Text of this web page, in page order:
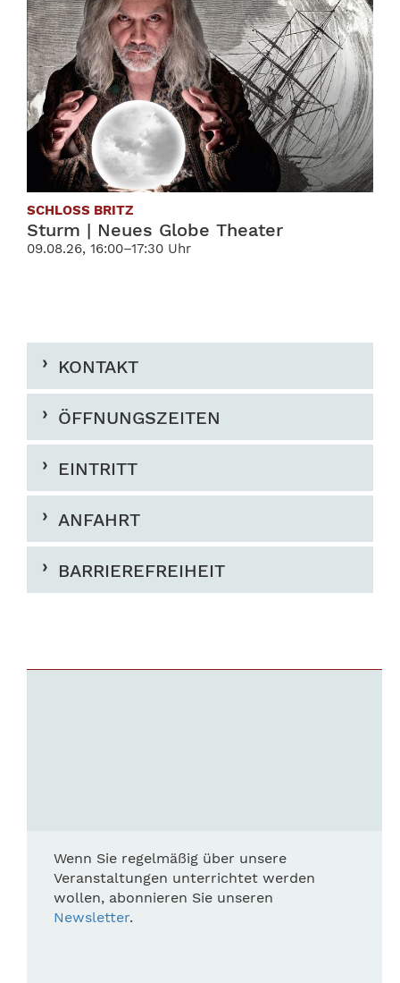
SCHLOSS BRITZ
Sturm | Neues Globe Theater
09.08.26, 16:00–17:30 Uhr
KONTAKT
ÖFFNUNGSZEITEN
EINTRITT
ANFAHRT
BARRIEREFREIHEIT
Wenn Sie regelmäßig über unsere
Veranstaltungen unterrichtet werden
wollen, abonnieren Sie unseren
Newsletter.